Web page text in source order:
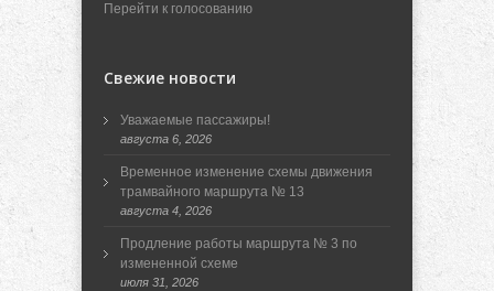
Перейти к голосованию
Свежие новости
Уважаемые пассажиры!
августа 6, 2026
Временное изменение схемы движения
трамвайного маршрута № 13
августа 4, 2026
Продление работы маршрута № 3 по
измененной схеме
июля 31, 2026